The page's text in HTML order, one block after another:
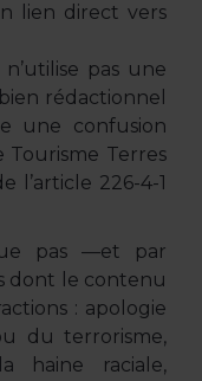
lien direct vers
pas une
rédactionnel
une confusion
Tourisme Terres
l’article 226-4-1
pas —et par
dont le contenu
: apologie
du terrorisme,
haine raciale,